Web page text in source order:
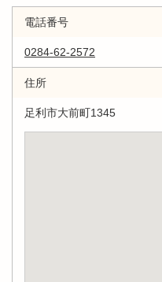
電話番号
0284-62-2572
住所
足利市大前町1345